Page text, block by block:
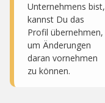
Unternehmens bist,
kannst Du das
Profil übernehmen,
um Änderungen
daran vornehmen
zu können.